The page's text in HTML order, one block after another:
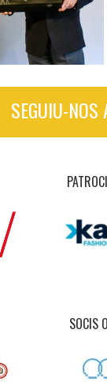
SEGUIU-
SOCIS